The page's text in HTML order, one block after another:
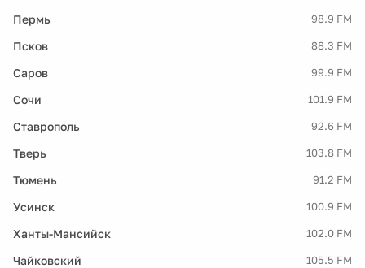
Пермь 98.9 FM
Псков 88.3 FM
Саров 99.9 FM
Сочи 101.9 FM
Ставрополь 92.6 FM
Тверь 103.8 FM
Тюмень 91.2 FM
Усинск 100.9 FM
Ханты-Мансийск 102.0 FM
Чайковский 105.5 FM